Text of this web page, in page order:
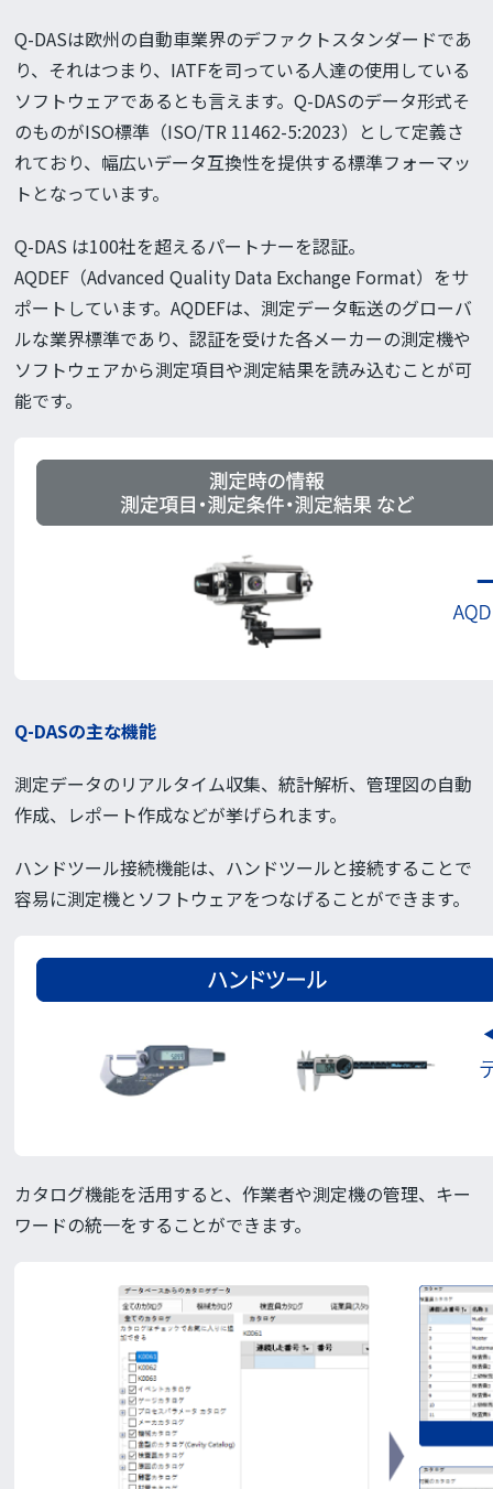
Q-DASは欧州の自動車業界のデファクトスタンダードであ
り、それはつまり、IATFを司っている人達の使用している
ソフトウェアであるとも言えます。Q-DASのデータ形式そ
のものがISO標準（ISO/TR 11462-5:2023）として定義さ
れており、幅広いデータ互換性を提供する標準フォーマッ
トとなっています。
Q-DAS は100社を超えるパートナーを認証。
AQDEF（Advanced Quality Data Exchange Format）をサ
ポートしています。AQDEFは、測定データ転送のグローバ
ルな業界標準であり、認証を受けた各メーカーの測定機や
ソフトウェアから測定項目や測定結果を読み込むことが可
能です。
Q-DASの主な機能
測定データのリアルタイム収集、統計解析、管理図の自動
作成、レポート作成などが挙げられます。
ハンドツール接続機能は、ハンドツールと接続することで
容易に測定機とソフトウェアをつなげることができます。
カタログ機能を活用すると、作業者や測定機の管理、キー
ワードの統一をすることができます。